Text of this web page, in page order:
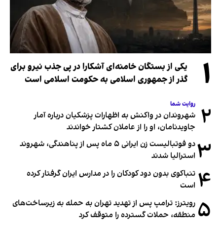
۱
یکی از بستگان خامنه‌ای آشکارا در پی جذب نیرو برای
گذر از جمهوری اسلامی به حکومت اسلامی است
۲ روایت شما
شهروندان در واکنش به اظهارات پزشکیان درباره آمار
جاویدنامان، او را از عاملان کشتار خواندند
۳
دو فوتبالیست زن ایرانی ۵ ماه پس از پناهندگی، شهروند
استرالیا شدند
۴ تنباکوی بدون دود کودکان را در مدارس ایران گرفتار کرده
است
۵ رویترز: ترامپ پس از تهدید تهران به حمله به زیرساخت‌های
منطقه، حملات گسترده را متوقف کرد